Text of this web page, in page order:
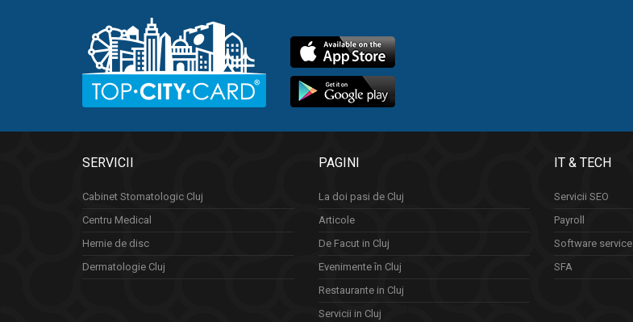
SERVICII
Cabinet Stomatologic Cluj
Centru Medical
Hernie de disc
Dermatologie Cluj
PAGINI
La doi pasi de Cluj
Articole
De Facut in Cluj
Evenimente în Cluj
Restaurante in Cluj
Servicii in Cluj
IT & TECH
Servicii SEO
Payroll
Software
SFA